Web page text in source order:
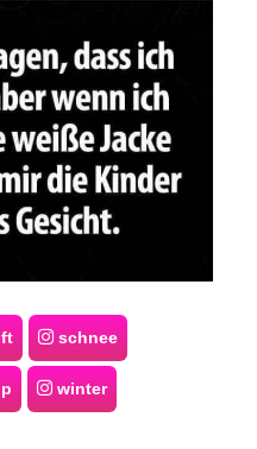
schnee
winter